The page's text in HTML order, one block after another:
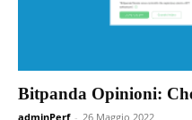
Bitpanda Opinioni:
adminPerf - 26 Maggio 2022